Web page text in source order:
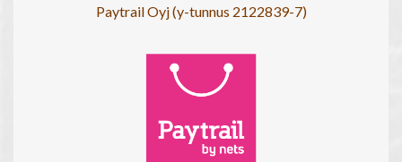
Paytrail Oyj (y-tunnus 2122839-7)